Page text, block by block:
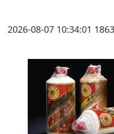
2026-08-07 10:34:01